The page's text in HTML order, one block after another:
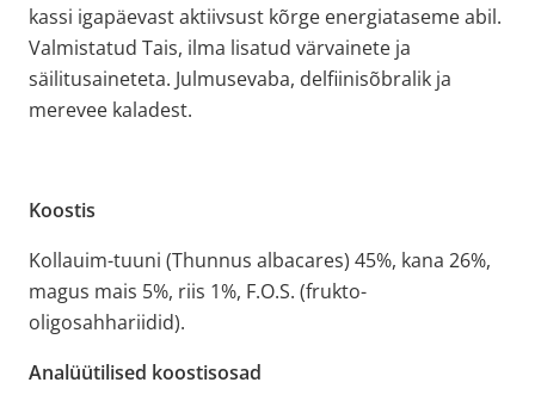
kassi igapäevast aktiivsust kõrge energiataseme abil.
Valmistatud Tais, ilma lisatud värvainete ja
säilitusaineteta. Julmusevaba, delfiinisõbralik ja
merevee kaladest.
Koostis
Kollauim-tuuni (Thunnus albacares) 45%, kana 26%,
magus mais 5%, riis 1%, F.O.S. (frukto-
oligosahhariidid).
Analüütilised koostisosad